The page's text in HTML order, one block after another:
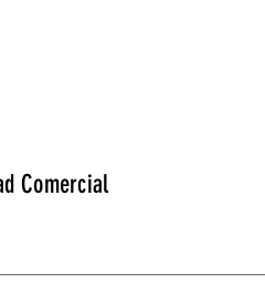
Comercial